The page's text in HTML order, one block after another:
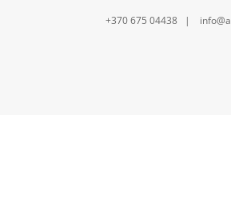
+370 675 04438 |